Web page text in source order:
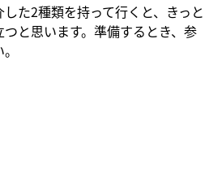
た2種類を持って行くと、きっと
と思います。準備するとき、参